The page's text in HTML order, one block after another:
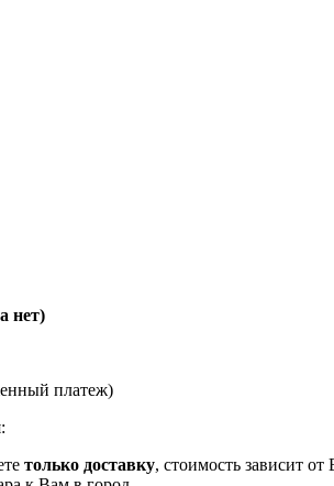
нет)
платеж)
только доставку, стоимость зависит